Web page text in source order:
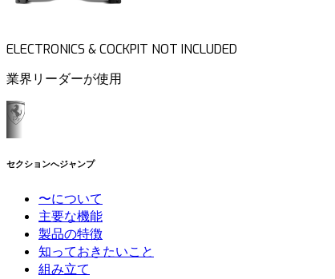
ELECTRONICS & COCKPIT NOT INCLUDED
業界リーダーが使用
セクションへジャンプ
〜について
主要な機能
製品の特徴
知っておきたいこと
組み立て